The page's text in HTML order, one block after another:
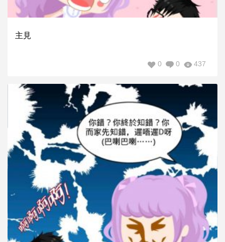
主見
437
0
0